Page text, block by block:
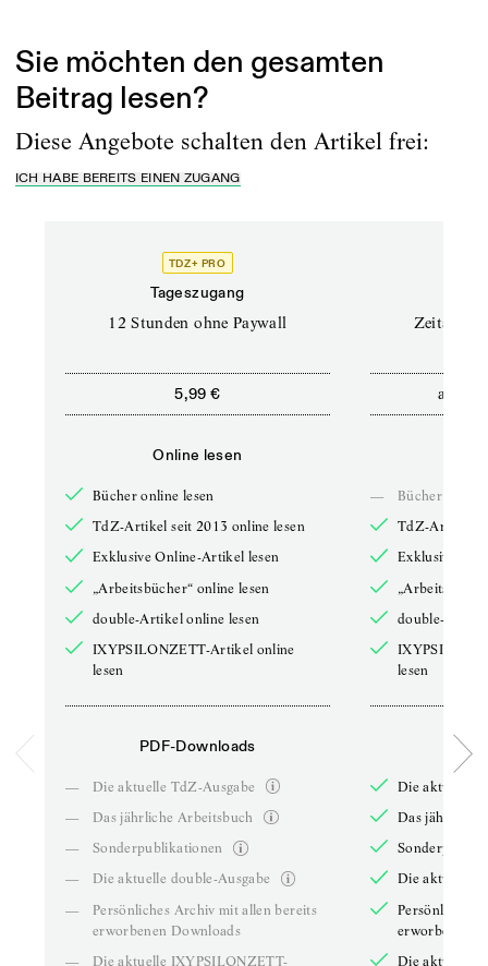
Sie möchten den gesamten
Beitrag lesen?
Diese Angebote schalten den Artikel frei:
ICH HABE BEREITS EINEN ZUGANG
TDZ+ PRO
Tageszugang
12 Stunden ohne Paywall
5,99 €
Online lesen
Bücher online lesen
TdZ-Artikel seit 2013 online lesen
Exklusive Online-Artikel lesen
„Arbeitsbücher“ online lesen
double-Artikel online lesen
IXYPSILONZETT-Artikel online
lesen
PDF-Downloads
—
Die aktuelle TdZ-Ausgabe
—
Das jährliche Arbeitsbuch
—
Sonderpublikationen
—
Die aktuelle double-Ausgabe
—
Persönliches Archiv mit allen bereits
erworbenen Downloads
—
Die aktuelle IXYPSILONZETT-
ab
—
Bücher online
TdZ-Artikel
Exklusive
double-
lesen
Die aktuelle
Das jährliche
Die aktuelle
Persönliches
erworbenen
Die aktuelle